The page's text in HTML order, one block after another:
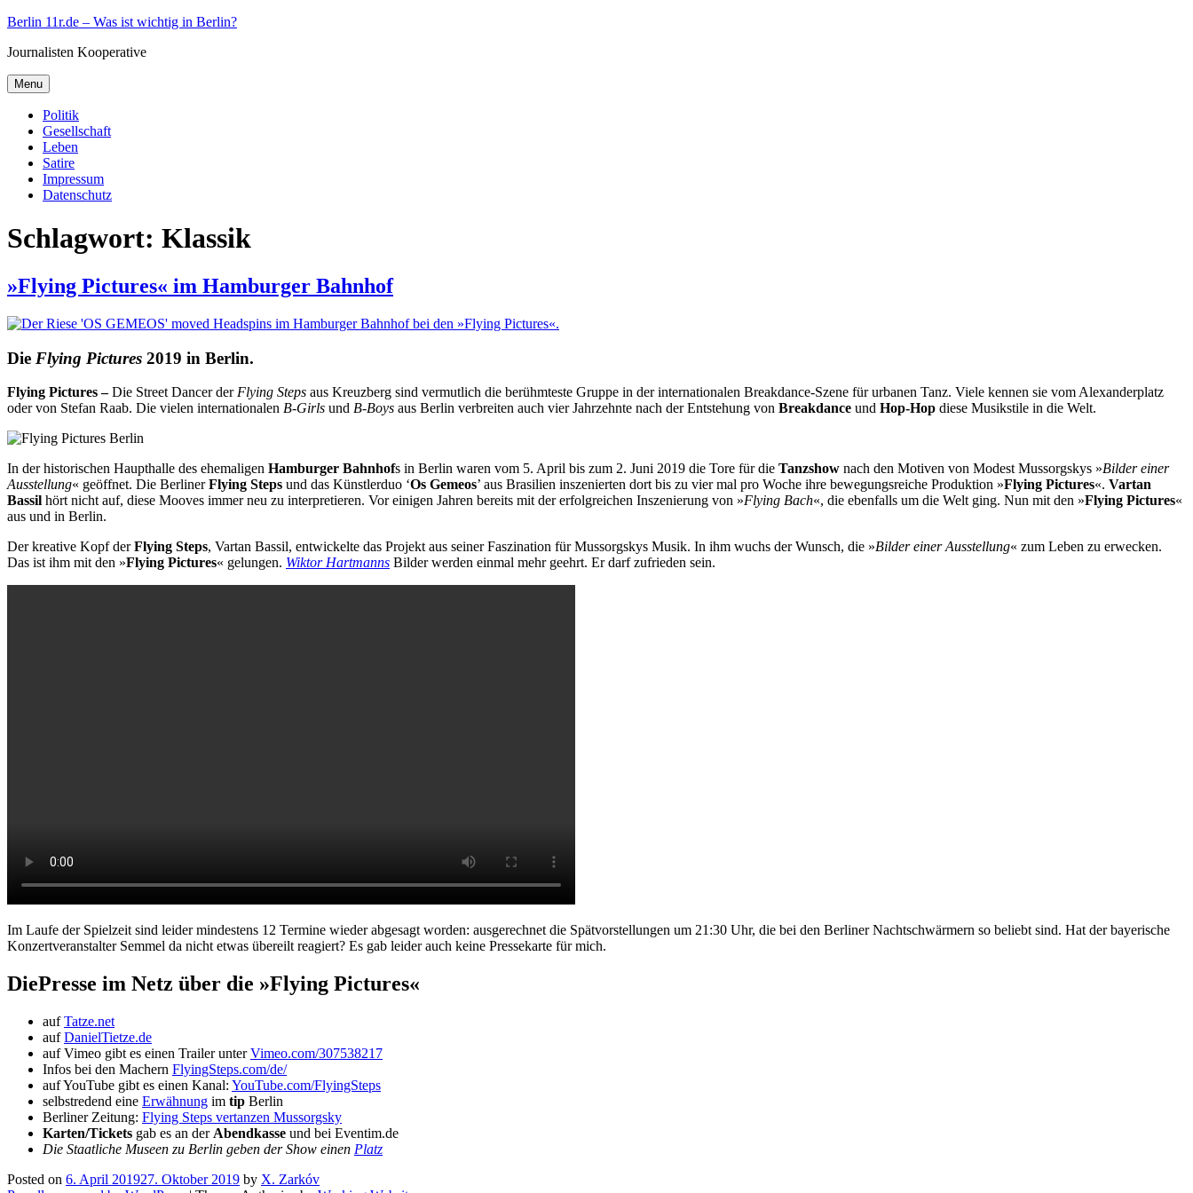
Skip
content
Berlin 11r.de – Was ist wichtig in Berlin?
Journalisten Kooperative
Menu
Politik
Gesellschaft
Leben
Satire
Impressum
Datenschutz
Schlagwort: Klassik
»Flying Pictures« im Hamburger Bahnhof
Die Flying Pictures 2019 in Berlin.
Flying Pictures –Die Street Dancer der Flying Steps aus Kreuzberg sind vermutlich die berühmteste Gruppe in der internationalen Breakdance-Szene für urbanen Tanz. Viele kennen sie vom Alexanderplatz
oder von Stefan Raab. Die vielen internationalen B-Girls und B-Boys aus Berlin verbreiten auch vier Jahrzehnte nach der Entstehung von Breakdance und Hop-Hop diese Musikstile in die Welt.
In der historischen Haupthalle des ehemaligen Hamburger Bahnhofs in Berlin waren vom 5. April bis zum 2. Juni 2019 die Tore für die Tanzshow nach den Motiven von Modest Mussorgskys »Bilder einer
Ausstellung« geöffnet. Die BerlinerFlying Steps und das Künstlerduo ‘Os Gemeos’ aus Brasilien inszenierten dort bis zu vier mal pro Woche ihre bewegungsreiche Produktion »Flying Pictures«. Vartan
Bassil hört nicht auf, diese Mooves immer neu zu interpretieren. Vor einigen Jahren bereits mit der erfolgreichen Inszenierung von »Flying Bach«, die ebenfalls um die Welt ging. Nun mit den »Flying Pictures«
aus und in Berlin.
Der kreative Kopf derFlying Steps, Vartan Bassil, entwickelte das Projekt aus seiner Faszination für Mussorgskys Musik. In ihm wuchs der Wunsch, die »Bilder einer Ausstellung« zum Leben zu erwecken.
Das ist ihm mit den »Flying Pictures« gelungen. Wiktor Hartmanns Bilder werden einmal mehr geehrt. Er darf zufrieden sein.
Im Laufe der Spielzeit sind leider mindestens 12 Termine wieder abgesagt worden: ausgerechnet die Spätvorstellungen um 21:30 Uhr, die bei den Berliner Nachtschwärmern so beliebt sind. Hat der bayerische
Konzertveranstalter Semmel da nicht etwas übereilt reagiert? Es gab leider auch keine Pressekarte für mich.
DiePresse im Netz über die »Flying Pictures«
aufTatze.net
aufDanielTietze.de
auf Vimeo gibt es einen Trailer unterVimeo.com/307538217
Infos bei den Machern FlyingSteps.com/de/
auf YouTube gibt es einen Kanal: YouTube.com/FlyingSteps
selbstredend eine Erwähnung im tip Berlin
Berliner Zeitung: Flying Steps vertanzen Mussorgsky
Karten/Tickets gab es an der Abendkasse und bei Eventim.de
Die Staatliche Museen zu Berlin geben der Show einen Platz
Posted on 6. April 201927. Oktober 2019 by X. Zarkóv